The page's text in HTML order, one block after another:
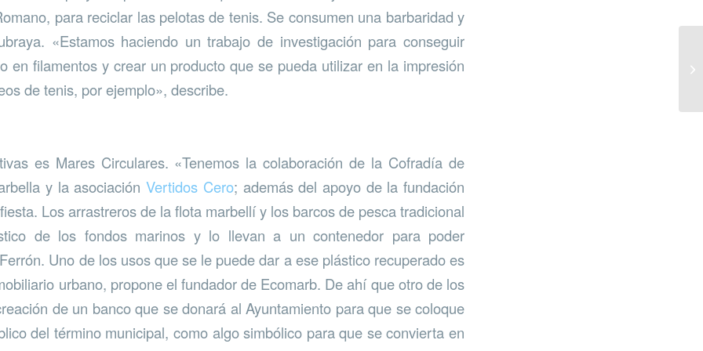
para reciclar las pelotas de tenis. Se consumen una barbaridad y
«Estamos haciendo un trabajo de investigación para conseguir
en filamentos y crear un producto que se pueda utilizar en la impresión
de tenis, por ejemplo», describe.
es Mares Circulares. «Tenemos la colaboración de la Cofradía de
y la asociaciónVertidos Cero; además del apoyo de la fundación
Los arrastreros de la flota marbellí y los barcos de pesca tradicional
de los fondos marinos y lo llevan a un contenedor para poder
Uno de los usos que se le puede dar a ese plástico recuperado es
urbano, propone el fundador de Ecomarb. De ahí que otro de los
de un banco que se donará al Ayuntamiento para que se coloque
del término municipal, como algo simbólico para que se convierta en